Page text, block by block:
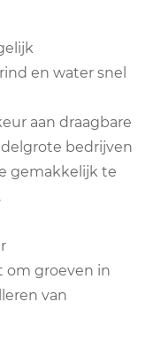
en water snel
aan draagbare
bedrijven
gemakkelijk te
om groeven in
van